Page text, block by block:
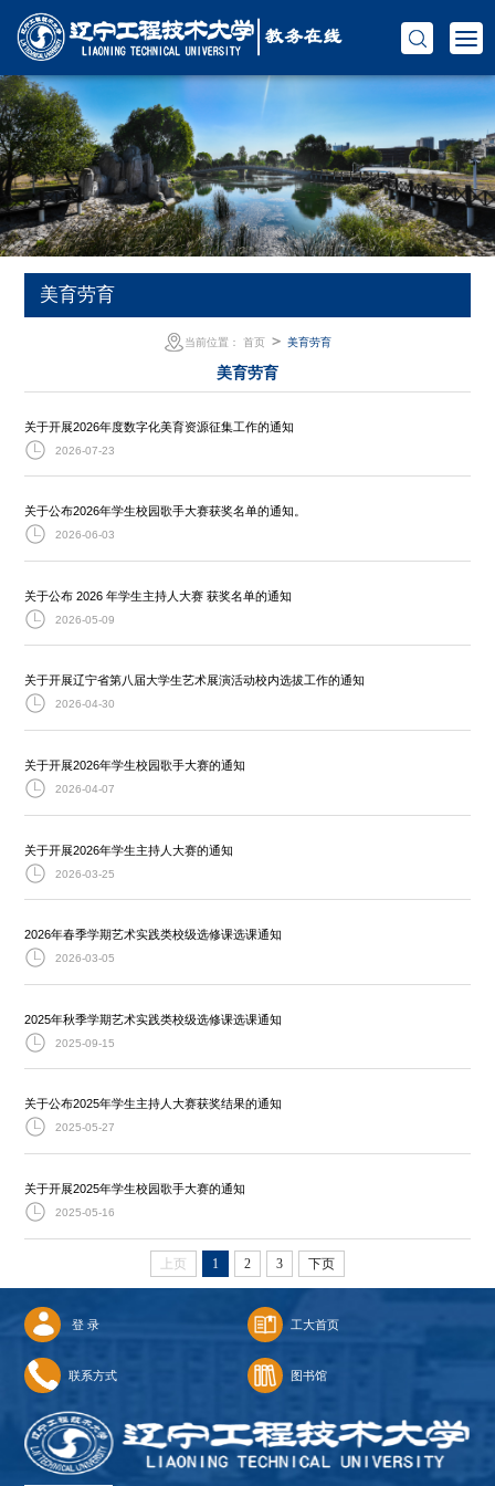
美育劳育
当前位置： 首页 ＞ 美育劳育
美育劳育
关于开展2026年度数字化美育资源征集工作的通知
2026-07-23
关于公布2026年学生校园歌手大赛获奖名单的通知。
2026-06-03
关于公布 2026 年学生主持人大赛 获奖名单的通知
2026-05-09
关于开展辽宁省第八届大学生艺术展演活动校内选拔工作的通知
2026-04-30
关于开展2026年学生校园歌手大赛的通知
2026-04-07
关于开展2026年学生主持人大赛的通知
2026-03-25
2026年春季学期艺术实践类校级选修课选课通知
2026-03-05
2025年秋季学期艺术实践类校级选修课选课通知
2025-09-15
关于公布2025年学生主持人大赛获奖结果的通知
2025-05-27
关于开展2025年学生校园歌手大赛的通知
2025-05-16
上页 1 2 3 下页
登 录 工大首页
联系方式 图书馆